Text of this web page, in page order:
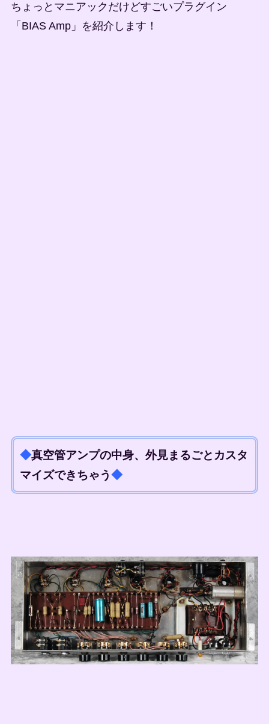
ちょっとマニアックだけどすごいプラグイン
「BIAS Amp」を紹介します！
◆真空管アンプの中身、外見まるごとカスタ
マイズできちゃう◆